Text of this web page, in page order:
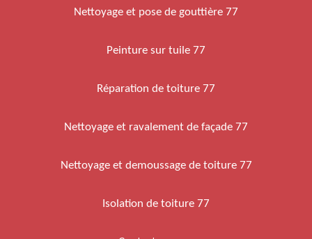
Nettoyage et pose de gouttière 77
Peinture sur tuile 77
Réparation de toiture 77
Nettoyage et ravalement de façade 77
Nettoyage et demoussage de toiture 77
Isolation de toiture 77